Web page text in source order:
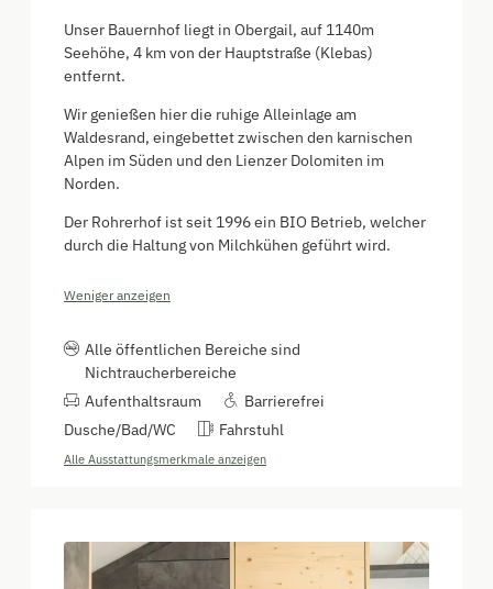
Unser Bauernhof liegt in Obergail, auf 1140m
Seehöhe, 4 km von der Hauptstraße (Klebas)
entfernt.
Wir genießen hier die ruhige Alleinlage am
Waldesrand, eingebettet zwischen den karnischen
Alpen im Süden und den Lienzer Dolomiten im
Norden.
Der Rohrerhof ist seit 1996 ein BIO Betrieb, welcher
durch die Haltung von Milchkühen geführt wird.
Weniger anzeigen
Alle öffentlichen Bereiche sind
Nichtraucherbereiche
Aufenthaltsraum
Barrierefrei
Dusche/Bad/WC
Fahrstuhl
Alle Ausstattungsmerkmale anzeigen